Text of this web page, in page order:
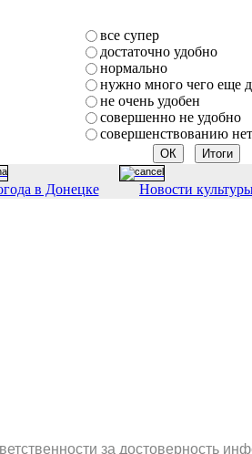
все супер
достаточно удобно
нормально
нужно много чего еще
не очень удобен
совершенно не удобно
совершенствованию
в Донецке Новости
за достоверность